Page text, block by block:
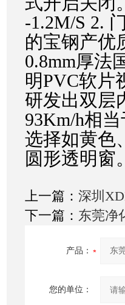
-1.2M/S 2.
的宝钢产优
0.8mm厚法
明PVC软片
研发出双层
93Km/h相
选择如黄色
圆形透明窗
上一篇： 深圳
下一篇： 东莞净
产品：
您的单位：